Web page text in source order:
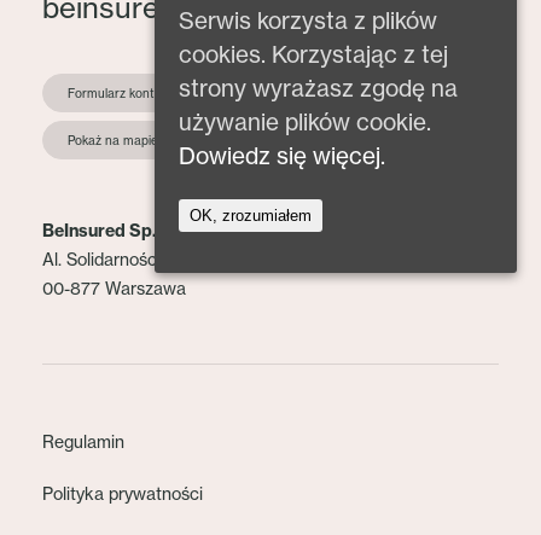
beinsured@beinsured.pl
Formularz kontaktowy
Pokaż na mapie
BeInsured Sp. z o.o.
Al. Solidarności 153 lok. 2
00-877 Warszawa
Regulamin
Polityka prywatności
Serwis korzysta z plików
cookies. Korzystając z tej
strony wyrażasz zgodę na
używanie plików cookie.
Dowiedz się więcej.
OK, zrozumiałem